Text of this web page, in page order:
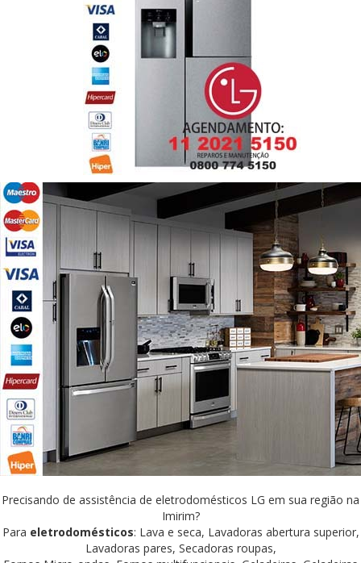
Precisando de assistência de eletrodomésticos LG em sua região na
Imirim?
Para eletrodomésticos: Lava e seca, Lavadoras abertura superior,
Lavadoras pares, Secadoras roupas,